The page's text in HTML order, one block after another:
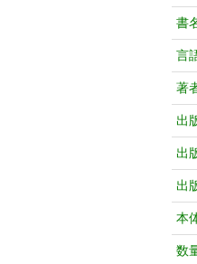
書
言
著
出
出
出
本
数